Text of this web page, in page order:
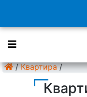
/ Квартира /